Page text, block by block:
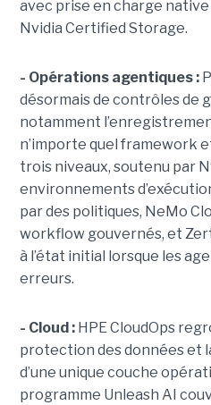
avec prise en charge
Nvidia Certified Storage.
- Opérations agentiques :
désormais de contrôles de
notamment
n’importe quel framework
trois niveaux, soutenu par
environnements
par des politiques, NeMo
workflow gouvernés, et
à l’état initial lorsque les
erreurs.
- Cloud :HPE CloudOps
protection des données et
d’une unique couche
programme Unleash AI